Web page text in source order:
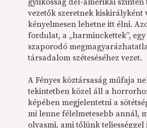
gyilkosság dél-amerikai
vezetők szeretnek kiskirályként
kényelmesen lehetne itt élni.
fordulat, a „harminckettek”,
szaporodó
társadalom széteséséhez vezet.
A Fényes köztársaság műfaja
tekintetben közel áll a
képében megjelentetni a
mi lenne félelmetesebb annál,
olyasmi, ami tőlünk